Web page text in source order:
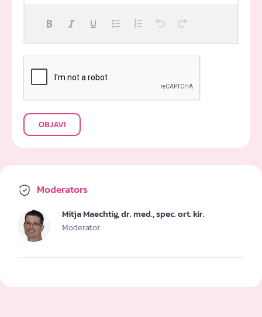
OBJAVI
Moderators
Mitja Maechtig, dr. med., spec. ort. kir.
Moderator